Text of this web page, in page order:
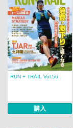
RUN + TRAIL Vol.56
購入